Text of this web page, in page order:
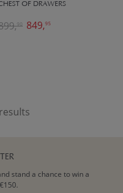
OF DRAWERS
849,95
90
stand a chance to win a